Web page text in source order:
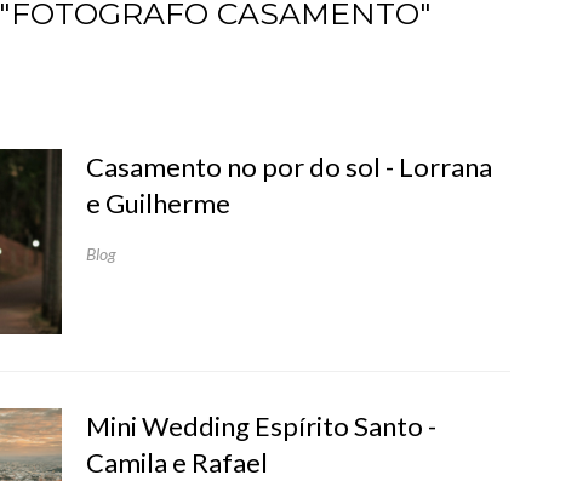
"FOTOGRAFO CASAMENTO"
Casamento no por do sol - Lorrana
e Guilherme
Blog
Mini Wedding Espírito Santo -
Camila e Rafael